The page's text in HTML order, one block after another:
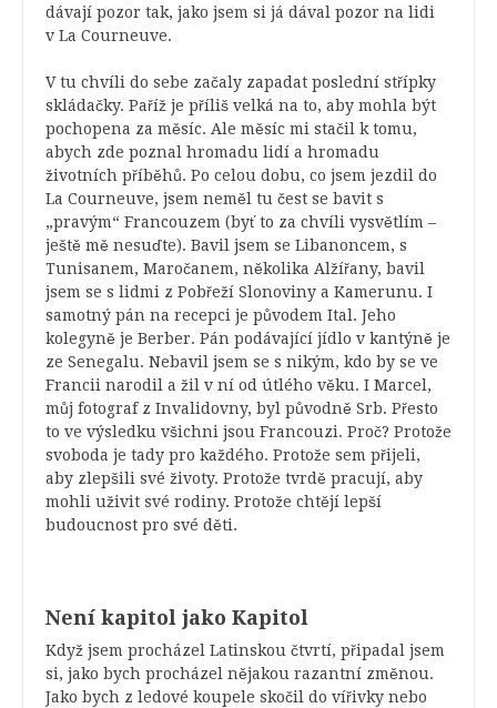
dávají pozor tak, jako jsem si já dával pozor na lidi
v La Courneuve.
V tu chvíli do sebe začaly zapadat poslední střípky
skládačky. Paříž je příliš velká na to, aby mohla být
pochopena za měsíc. Ale měsíc mi stačil k tomu,
abych zde poznal hromadu lidí a hromadu
životních příběhů. Po celou dobu, co jsem jezdil do
La Courneuve, jsem neměl tu čest se bavit s
„pravým“ Francouzem (byť to za chvíli vysvětlím –
ještě mě nesuďte). Bavil jsem se Libanoncem, s
Tunisanem, Maročanem, několika Alžířany, bavil
jsem se s lidmi z Pobřeží Slonoviny a Kamerunu. I
samotný pán na recepci je původem Ital. Jeho
kolegyně je Berber. Pán podávající jídlo v kantýně je
ze Senegalu. Nebavil jsem se s nikým, kdo by se ve
Francii narodil a žil v ní od útlého věku. I Marcel,
můj fotograf z Invalidovny, byl původně Srb. Přesto
to ve výsledku všichni jsou Francouzi. Proč? Protože
svoboda je tady pro každého. Protože sem přijeli,
aby zlepšili své životy. Protože tvrdě pracují, aby
mohli uživit své rodiny. Protože chtějí lepší
budoucnost pro své děti.
Není kapitol jako Kapitol
Když jsem procházel Latinskou čtvrtí, připadal jsem
si, jako bych procházel nějakou razantní změnou.
Jako bych z ledové koupele skočil do vířivky nebo